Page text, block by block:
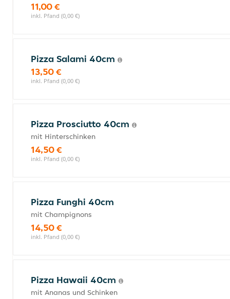
11,00 €
inkl. Pfand (0,00 €)
Pizza Salami 40cm
13,50 €
inkl. Pfand (0,00 €)
Pizza Prosciutto 40cm
mit Hinterschinken
14,50 €
inkl. Pfand (0,00 €)
Pizza Funghi 40cm
mit Champignons
14,50 €
inkl. Pfand (0,00 €)
Pizza Hawaii 40cm
mit Ananas und Schinken